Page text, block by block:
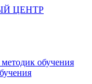
ЦЕНТР
обучения